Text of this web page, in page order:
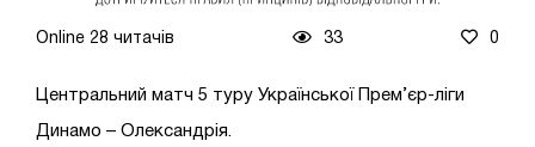
Online 28 читачів 33 0
Центральний матч 5 туру Української Прем’єр-ліги
Динамо – Олександрія.